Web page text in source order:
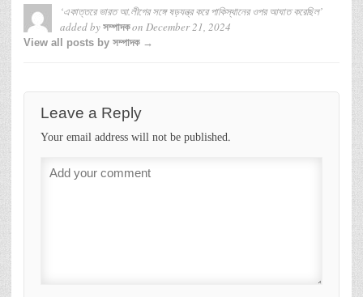
‘একাত্তরে ভারত আ.লীগের সঙ্গে ষড়যন্ত্র করে পাকিস্থানের ওপর আঘাত করেছিল’
added by সম্পাদকon December 21, 2024
View all posts by সম্পাদক →
Leave a Reply
Your email address will not be published.